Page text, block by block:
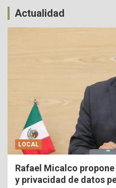
Actualidad
LOCAL
Rafael Micalco
y privacidad de datos